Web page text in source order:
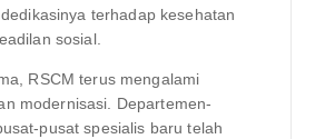
terhadap kesehatan
sosial.
RSCM terus mengalami
modernisasi. Departemen-
pusat spesialis baru telah